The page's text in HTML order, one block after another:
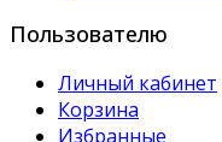
Пользователю
Личный кабинет
Корзина
Избранные